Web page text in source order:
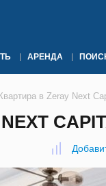
АРЕНДА
Квартира в Zeray Next